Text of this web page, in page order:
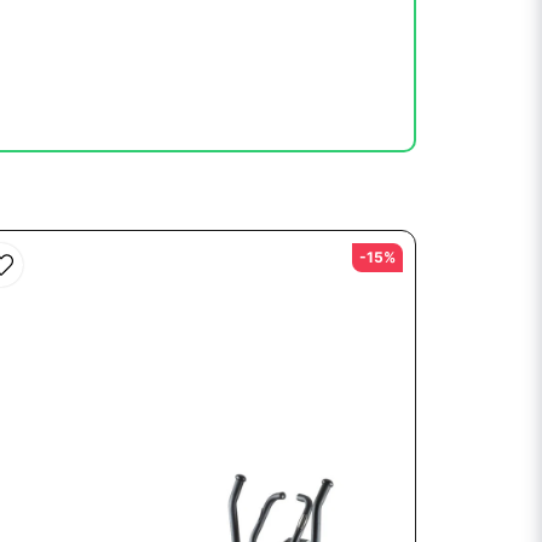
-15%